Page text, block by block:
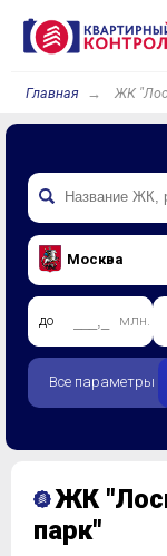
Главная ЖК
Москва
до млн.
Все параметры
ЖК
парк"